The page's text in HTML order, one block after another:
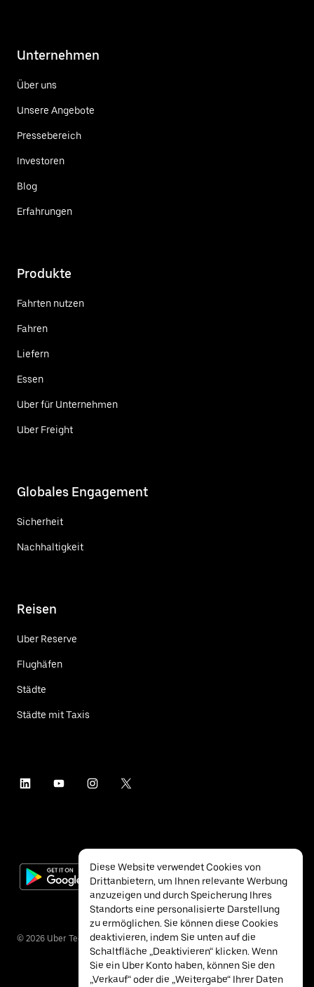
Unternehmen
Über uns
Unsere Angebote
Pressebereich
Investoren
Blog
Erfahrungen
Produkte
Fahrten nutzen
Fahren
Liefern
Essen
Uber für Unternehmen
Uber Freight
Globales Engagement
Sicherheit
Nachhaltigkeit
Reisen
Uber Reserve
Flughäfen
Städte
Städte mit Taxis
© 2026 Uber Technologies Inc.
Diese Website verwendet Cookies von
Drittanbietern, um Ihnen relevante Werbung
anzuzeigen und durch Speicherung Ihres
Standorts eine personalisierte Darstellung
zu ermöglichen. Sie können diese Cookies
deaktivieren, indem Sie unten auf die
Schaltfläche „Deaktivieren“ klicken. Wenn
Sie ein Uber Konto haben, können Sie den
„Verkauf“ oder die „Weitergabe“ Ihrer Daten